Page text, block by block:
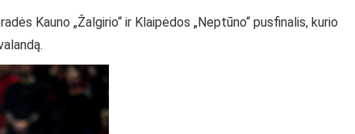
Kauno „Žalgirio“ ir Klaipėdos „Neptūno“ pusfinalis, kurio